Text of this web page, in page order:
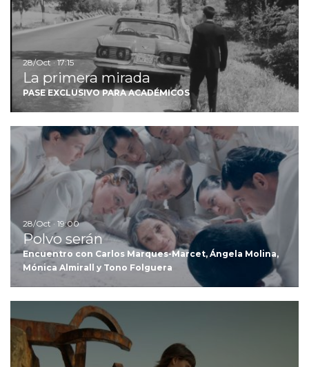
28/Oct · 17:15
La primera mirada
PASE EXCLUSIVO PARA ACADÉMICOS
28/Oct · 19:00
Polvo serán
Encuentro con Carlos Marques-Marcet, Ángela Molina,
Mónica Almirall y Tono Folguera